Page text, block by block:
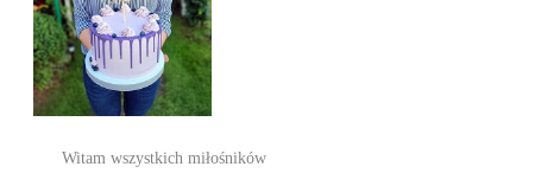
Witam wszystkich miłośników